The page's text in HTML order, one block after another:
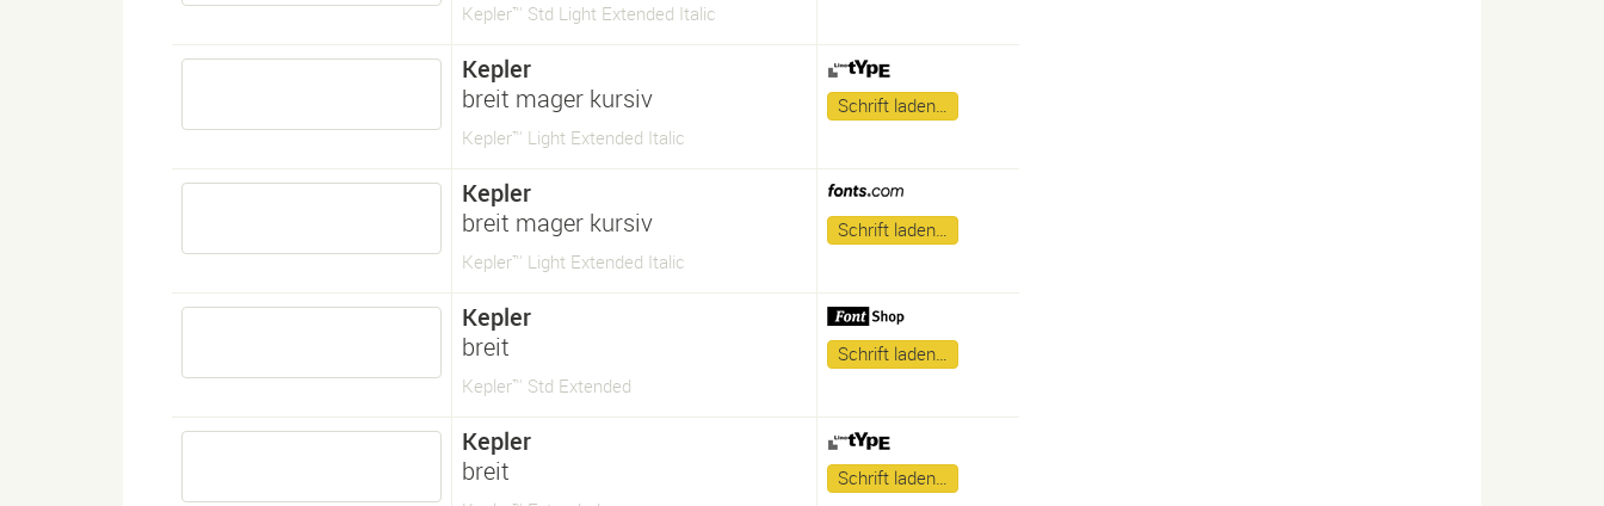
Kepler™ Std Light Extended Italic
Kepler
breit mager kursiv
Kepler™ Light Extended Italic
Schrift laden…
Kepler
breit mager kursiv
Kepler™ Light Extended Italic
Schrift laden…
Kepler
breit
Kepler™ Std Extended
Schrift laden…
Kepler
breit
Schrift laden…